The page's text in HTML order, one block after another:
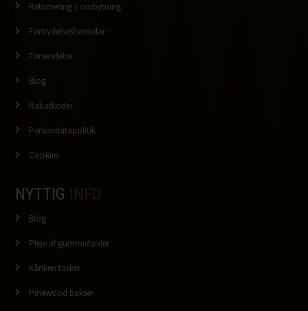
Returnering / ombytning
Fortrydelsesformular
Forsendelse
Blog
Rabatkoder
Persondatapolitik
Cookies
NYTTIG
Blog
Pleje af gummistøvler
Kånken tasker
Pinewood bukser